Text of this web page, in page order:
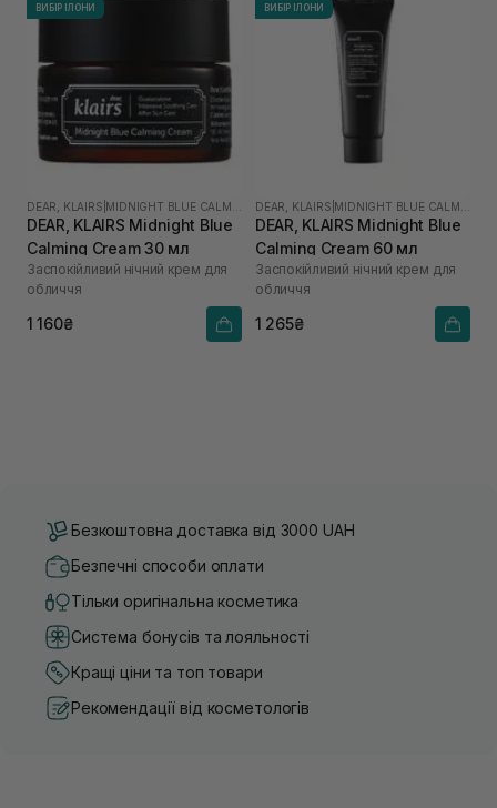
ВИБІР ІЛОНИ
DEAR, KLAIRS
DEAR, KLAIRS Midnight Blue
Calming Cream 30 мл
Заспокійливий нічний крем для
обличчя
1 160₴
ВИБІР ІЛОНИ
DEAR, KLAIRS
DEAR, KLAIRS Midnight Blue
Calming Cream 60 мл
Заспокійливий нічний крем для
обличчя
1 265₴
Безкоштовна доставка від 3000 UAH
Безпечні способи оплати
Тільки оригінальна косметика
Система бонусів та лояльності
Кращі ціни та топ товари
Рекомендації від косметологів